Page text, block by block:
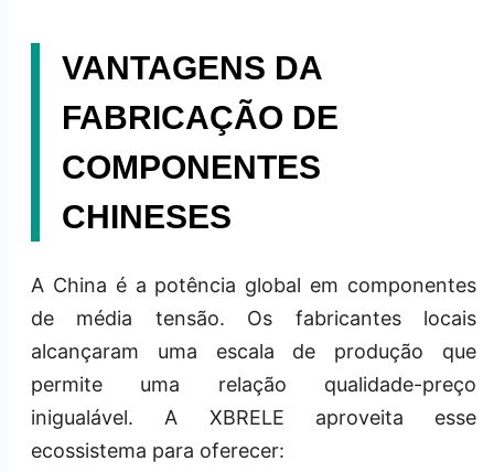
VANTAGENS DA
FABRICAÇÃO DE
COMPONENTES
CHINESES
A China é a potência global em componentes
de média tensão. Os fabricantes locais
alcançaram uma escala de produção que
permite uma relação qualidade-preço
inigualável. A XBRELE aproveita esse
ecossistema para oferecer: